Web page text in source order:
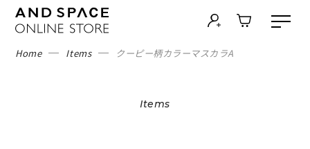
Home Items クーピー柄カラーマスカラA
Items